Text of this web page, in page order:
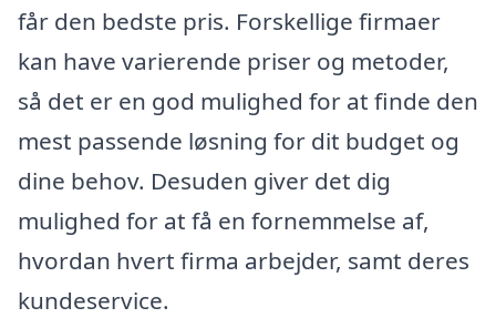
får den bedste pris. Forskellige firmaer
kan have varierende priser og metoder,
så det er en god mulighed for at finde den
mest passende løsning for dit budget og
dine behov. Desuden giver det dig
mulighed for at få en fornemmelse af,
hvordan hvert firma arbejder, samt deres
kundeservice.